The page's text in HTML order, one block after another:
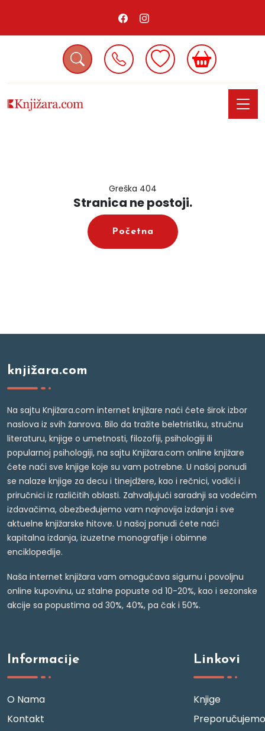
Greška 404
Stranica ne postoji.
Početna
knjižara.com
Na sajtu Knjižara.com internet knjižare naći ćete širok izbor
naslova iz svih žanrova. Bilo da tražite beletristiku, stručnu
literaturu, knjige o umetnosti, filozofiji, psihologiji ili
popularnoj psihologiji, na sajtu Knjižara.com online knjižare
ćete naći sve knjige koje su vam potrebne. U našoj ponudi
se nalaze knjige za decu i tinejdžere, kao i rečnici, vodiči i
priručnici iz različitih oblasti. Zahvaljujući saradnji sa vodećim
izdavačima, obezbeđujemo vam najnovija izdanja i sve
aktuelne knjižarske hitove. U našoj ponudi ćete naći
kapitalna izdanja, izuzetne monografije i obimne
enciklopedije.
Naša internet knjižara vam omogućava sigurnu i povoljnu
online kupovinu, uz stalne popuste od 10-20%, kao i sezonske
akcije sa popustima od 30%, 40%, pa čak i 50%.
Informacije
O Nama
Kontakt
Linkovi
Knjige
Preporučujemo